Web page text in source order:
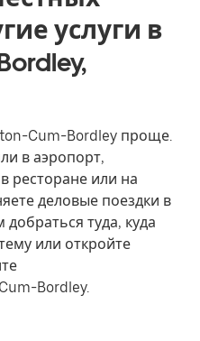
услуги в
Cum-Bordley проще.
в аэропорт,
ресторане или на
деловые поездки в
туда, куда
или откройте
Bordley.